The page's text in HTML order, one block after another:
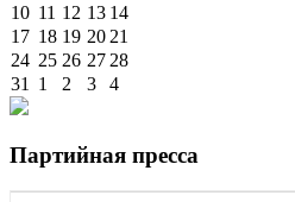
10 11 12 13 14
17 18 19 20 21
24 25 26 27 28
31
1 2 3 4
Партийная пресса